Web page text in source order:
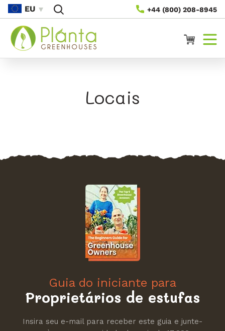
Para O
Conteúdo
+44 (800) 208-8945
EU
Carrinho
Locais
Guia do iniciante para
Proprietários de estufas
Insira seu e-mail para receber este guia e junte-